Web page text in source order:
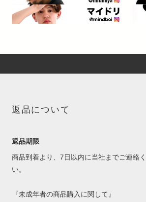
返品について
返品期限
商品到着より、7日以内に当社までご連絡
い。
『未成年者の商品購入に関して』